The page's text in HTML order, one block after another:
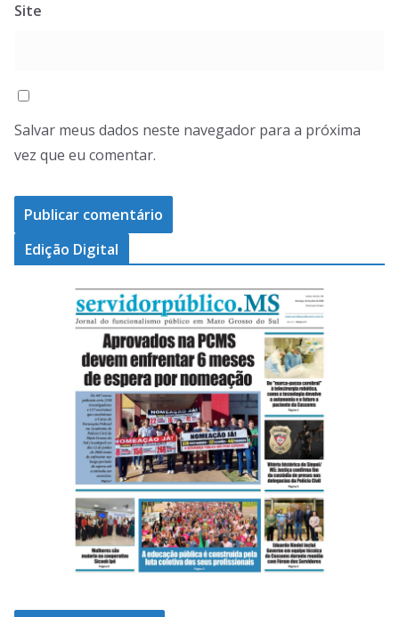
Site
Salvar meus dados neste navegador para a próxima
vez que eu comentar.
Edição Digital